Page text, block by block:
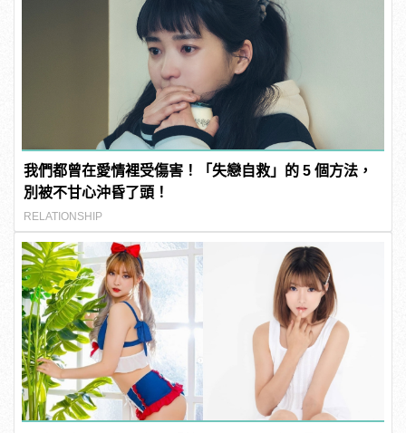
我們都曾在愛情裡受傷害！「失戀自救」的 5 個方法，
別被不甘心沖昏了頭！
RELATIONSHIP